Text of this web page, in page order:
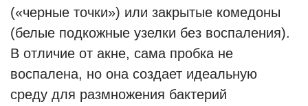
(«черные точки») или закрытые комедоны
(белые подкожные узелки без воспаления).
В отличие от акне, сама пробка не
воспалена, но она создает идеальную
среду для размножения бактерий